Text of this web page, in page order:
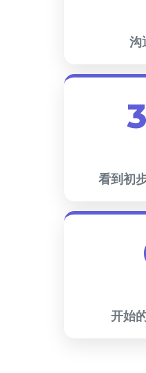
沟
看到初
开始